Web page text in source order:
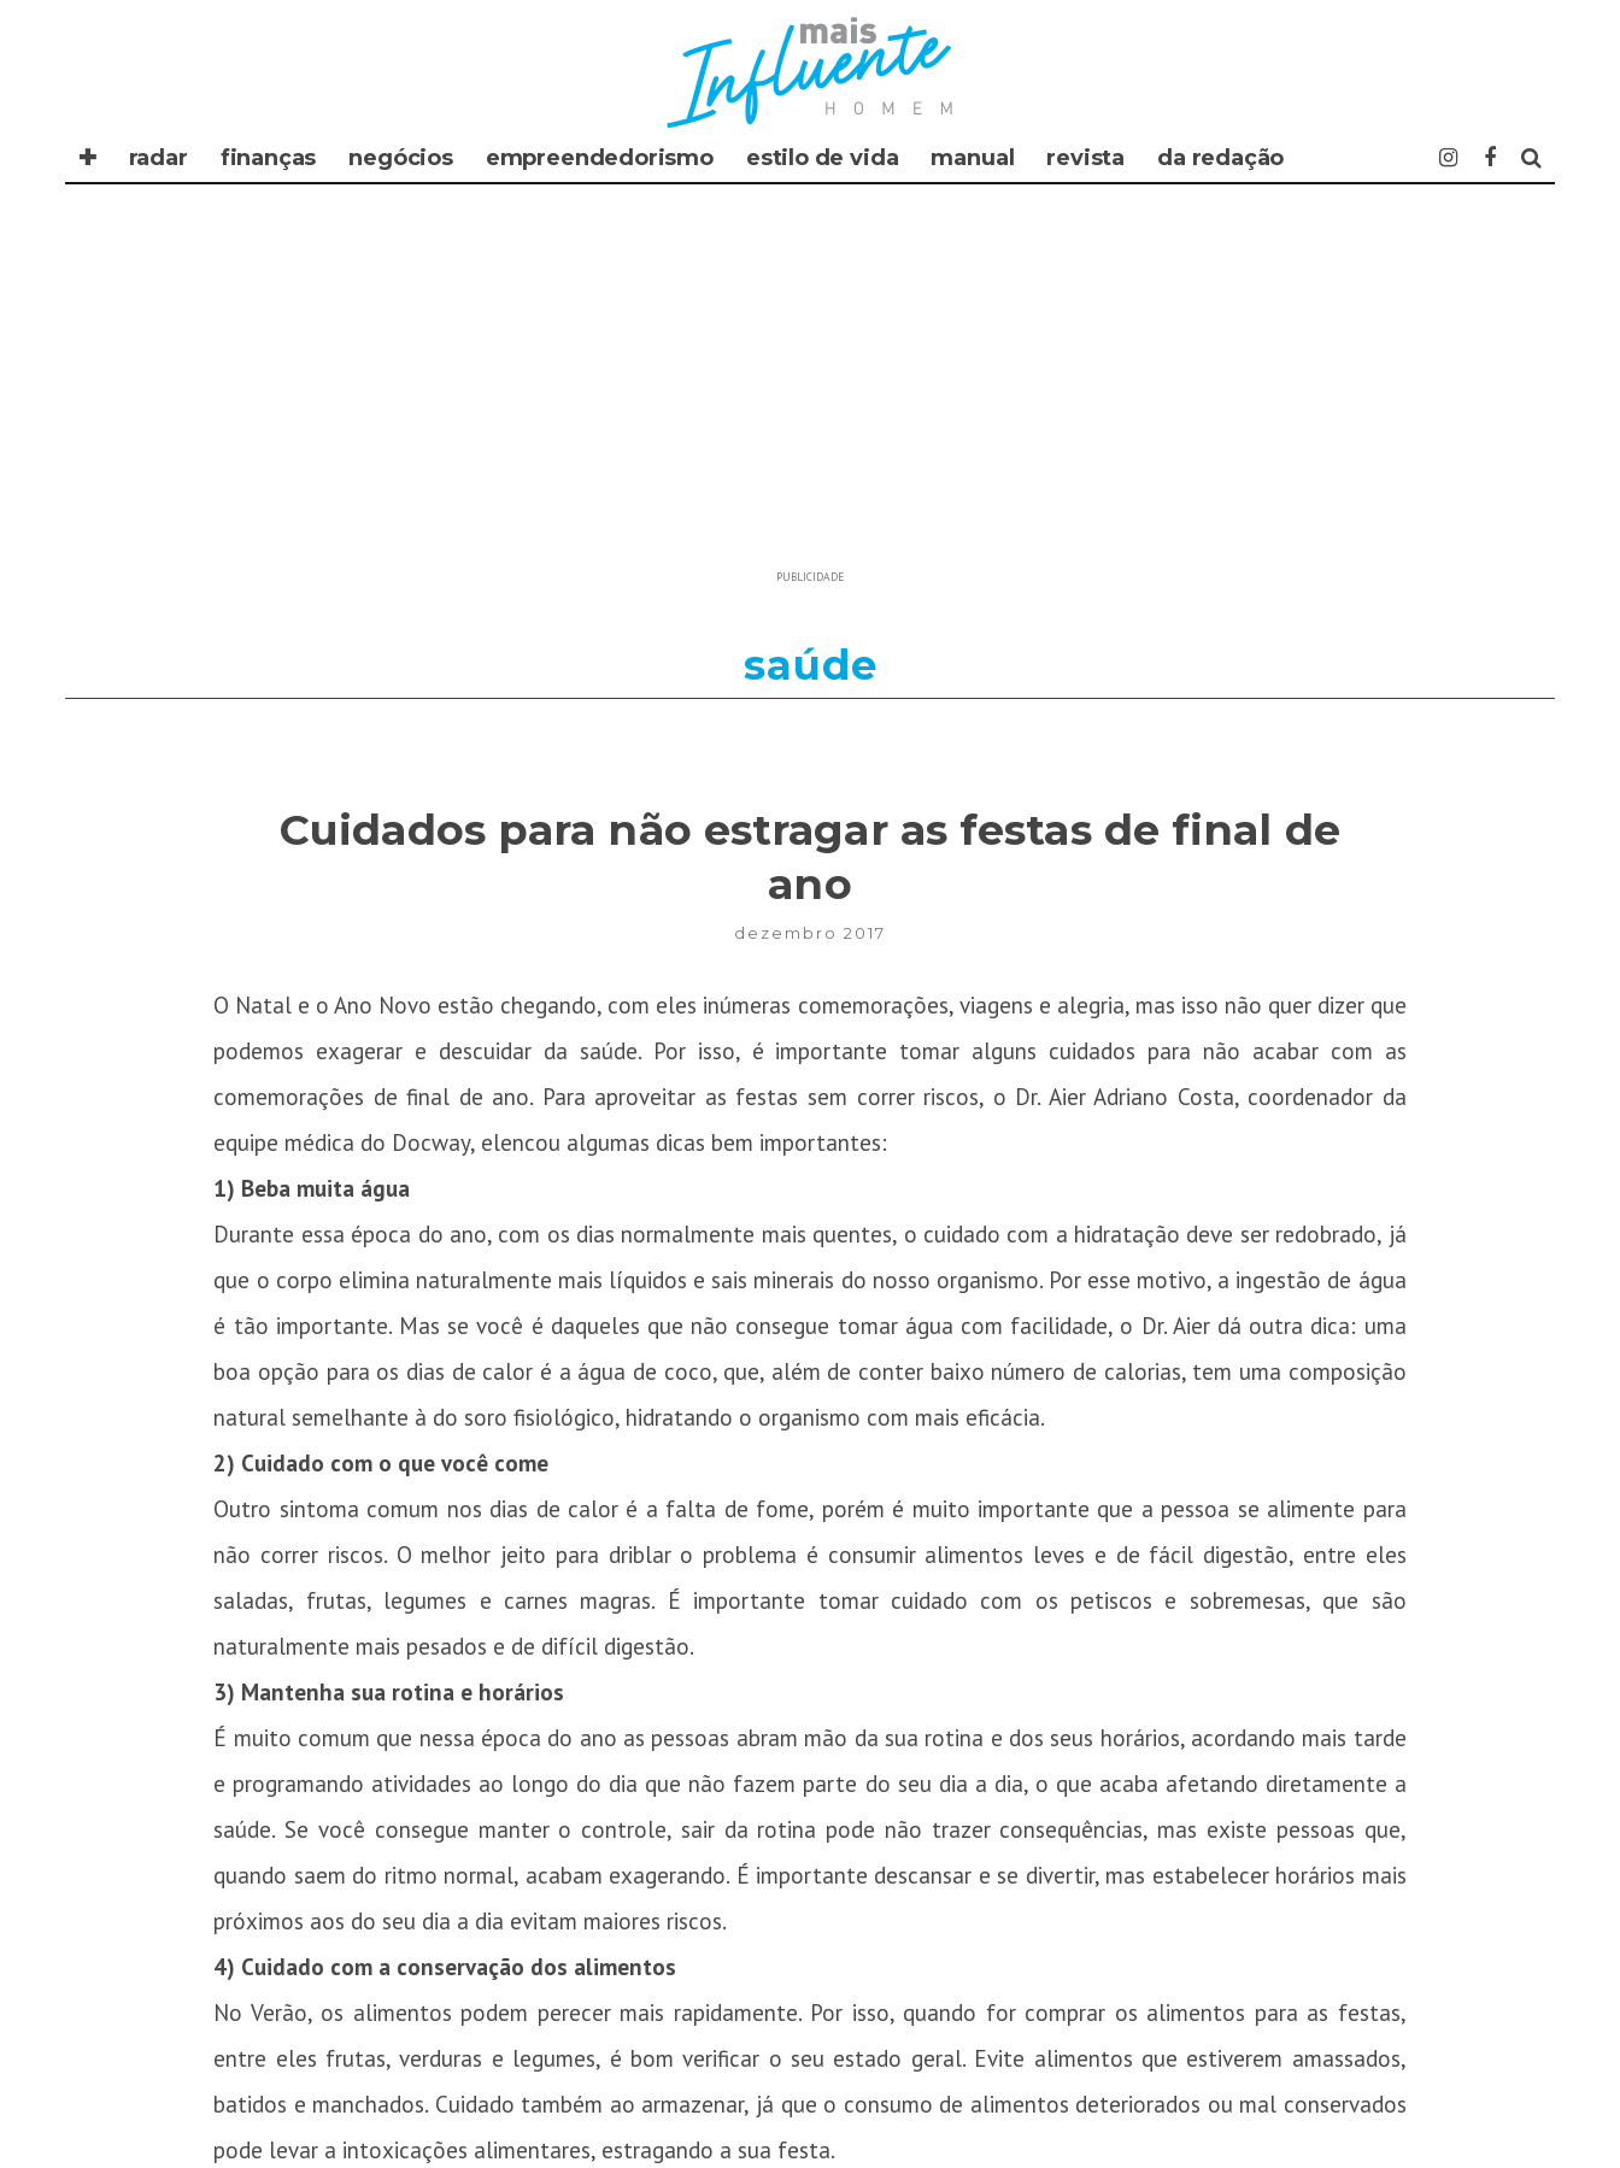
✚ radar finanças negócios empreendedorismo estilo de vida manual revista da redação
PUBLICIDADE
saúde
Cuidados para não estragar as festas de final de
ano
dezembro 2017
O Natal e o Ano Novo estão chegando, com eles inúmeras comemorações, viagens e alegria, mas isso não quer dizer que
podemos exagerar e descuidar da saúde. Por isso, é importante tomar alguns cuidados para não acabar com as
comemorações de final de ano. Para aproveitar as festas sem correr riscos, o Dr. Aier Adriano Costa, coordenador da
equipe médica do Docway, elencou algumas dicas bem importantes:
1) Beba muita água
Durante essa época do ano, com os dias normalmente mais quentes, o cuidado com a hidratação deve ser redobrado, já
que o corpo elimina naturalmente mais líquidos e sais minerais do nosso organismo. Por esse motivo, a ingestão de água
é tão importante. Mas se você é daqueles que não consegue tomar água com facilidade, o Dr. Aier dá outra dica: uma
boa opção para os dias de calor é a água de coco, que, além de conter baixo número de calorias, tem uma composição
natural semelhante à do soro fisiológico, hidratando o organismo com mais eficácia.
2) Cuidado com o que você come
Outro sintoma comum nos dias de calor é a falta de fome, porém é muito importante que a pessoa se alimente para
não correr riscos. O melhor jeito para driblar o problema é consumir alimentos leves e de fácil digestão, entre eles
saladas, frutas, legumes e carnes magras. É importante tomar cuidado com os petiscos e sobremesas, que são
naturalmente mais pesados e de difícil digestão.
3) Mantenha sua rotina e horários
É muito comum que nessa época do ano as pessoas abram mão da sua rotina e dos seus horários, acordando mais tarde
e programando atividades ao longo do dia que não fazem parte do seu dia a dia, o que acaba afetando diretamente a
saúde. Se você consegue manter o controle, sair da rotina pode não trazer consequências, mas existe pessoas que,
quando saem do ritmo normal, acabam exagerando. É importante descansar e se divertir, mas estabelecer horários mais
próximos aos do seu dia a dia evitam maiores riscos.
4) Cuidado com a conservação dos alimentos
No Verão, os alimentos podem perecer mais rapidamente. Por isso, quando for comprar os alimentos para as festas,
entre eles frutas, verduras e legumes, é bom verificar o seu estado geral. Evite alimentos que estiverem amassados,
batidos e manchados. Cuidado também ao armazenar, já que o consumo de alimentos deteriorados ou mal conservados
pode levar a intoxicações alimentares, estragando a sua festa.